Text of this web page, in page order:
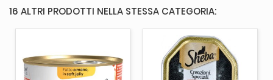
16 ALTRI PRODOTTI NELLA STESSA CATEGORIA: